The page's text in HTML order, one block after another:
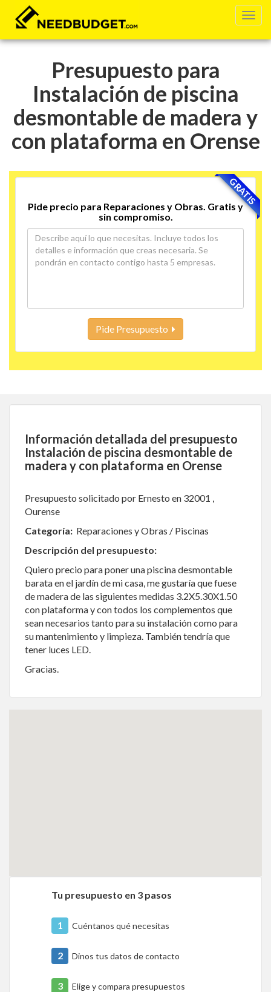
Presupuesto para
Instalación de piscina
desmontable de madera y
con plataforma en Orense
GRATIS
Pide precio para Reparaciones y Obras. Gratis y
sin compromiso.
Pide Presupuesto
Información detallada del presupuesto
Instalación de piscina desmontable de
madera y con plataforma en Orense
Presupuesto solicitado por Ernesto en 32001 ,
Ourense
Categoría: Reparaciones y Obras / Piscinas
Descripción del presupuesto:
Quiero precio para poner una piscina desmontable
barata en el jardín de mi casa, me gustaría que fuese
de madera de las siguientes medidas 3.2X5.30X1.50
con plataforma y con todos los complementos que
sean necesarios tanto para su instalación como para
su mantenimiento y limpieza. También tendría que
tener luces LED.
Gracias.
Tu presupuesto en 3 pasos
1 Cuéntanos qué necesitas
2 Dinos tus datos de contacto
3 Elige y compara presupuestos